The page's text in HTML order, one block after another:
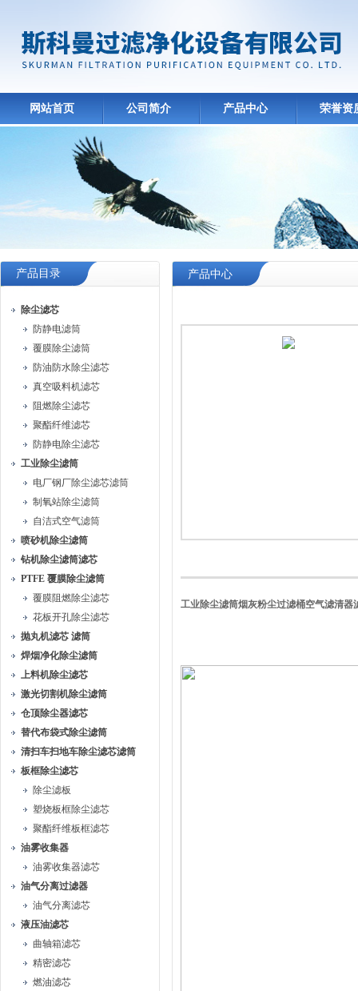
网站首页 公司简介 产品中心 荣誉资
产品目录
除尘滤芯
防静电滤筒
覆膜除尘滤筒
防油防水除尘滤芯
真空吸料机滤芯
阻燃除尘滤芯
聚酯纤维滤芯
防静电除尘滤芯
工业除尘滤筒
电厂钢厂除尘滤芯滤筒
制氧站除尘滤筒
自洁式空气滤筒
喷砂机除尘滤筒
钻机除尘滤筒滤芯
PTFE 覆膜除尘滤筒
覆膜阻燃除尘滤芯
花板开孔除尘滤芯
抛丸机滤芯 滤筒
焊烟净化除尘滤筒
上料机除尘滤芯
激光切割机除尘滤筒
仓顶除尘器滤芯
替代布袋式除尘滤筒
清扫车扫地车除尘滤芯滤筒
板框除尘滤芯
除尘滤板
塑烧板框除尘滤芯
聚酯纤维板框滤芯
油雾收集器
油雾收集器滤芯
油气分离过滤器
油气分离滤芯
液压油滤芯
曲轴箱滤芯
精密滤芯
燃油滤芯
产品中心
工业除尘滤筒烟灰粉尘过滤桶空气滤清器